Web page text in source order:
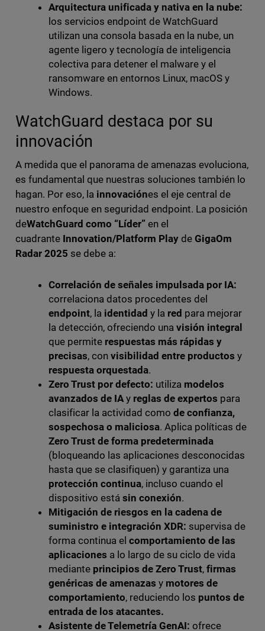
Arquitectura unificada y nativa en la nube:
los servicios endpoint de WatchGuard
utilizan una consola basada en la nube, un
agente ligero y tecnología de inteligencia
colectiva para detener el malware y el
ransomware en entornos Linux, macOS y
Windows.
WatchGuard destaca por su
innovación
A medida que el panorama de amenazas evoluciona,
es fundamental que nuestras soluciones también lo
hagan. Por eso, lainnovaciónes el eje central de
nuestro enfoque en seguridad endpoint. La posición
deWatchGuard como “Líder” en el
cuadranteInnovation/Platform PlaydeGigaOm
Radar 2025 se debe a:
Correlación de señales impulsada por IA:
correlaciona datos procedentes del
endpoint, laidentidad y lared para mejorar
la detección, ofreciendo una visión integral
que permite respuestas más rápidas y
precisas, con visibilidad entre productos y
respuesta orquestada.
Zero Trust por defecto: utiliza modelos
avanzados de IAyreglas de expertos para
clasificar la actividad como de confianza,
sospechosa o maliciosa. Aplica políticas de
Zero Trust de forma predeterminada
(bloqueando las aplicaciones desconocidas
hasta que se clasifiquen) y garantiza una
protección continua, incluso cuando el
dispositivo está sin conexión.
Mitigación de riesgos en la cadena de
suministro e integración XDR: supervisa de
forma continua el comportamiento de las
aplicaciones a lo largo de su ciclo de vida
mediante principios de Zero Trust,firmas
genéricas de amenazas y motores de
comportamiento, reduciendo los puntos de
entrada de los atacantes.
Asistente de Telemetría GenAI: ofrece